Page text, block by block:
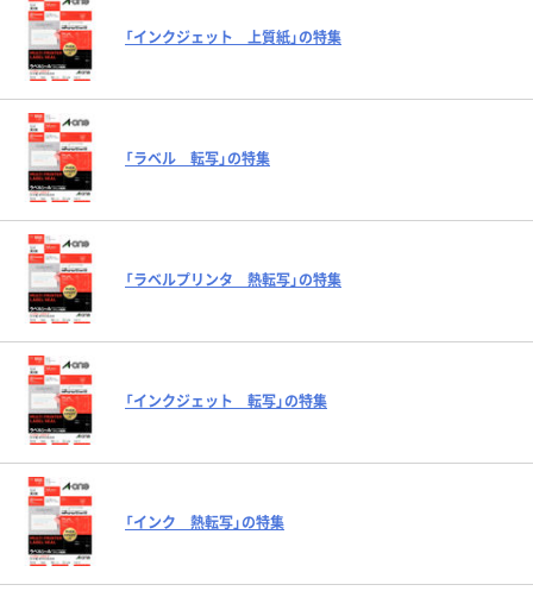
「インクジェット 上質紙」の特集
「ラベル 転写」の特集
「ラベルプリンタ 熱転写」の特集
「インクジェット 転写」の特集
「インク 熱転写」の特集